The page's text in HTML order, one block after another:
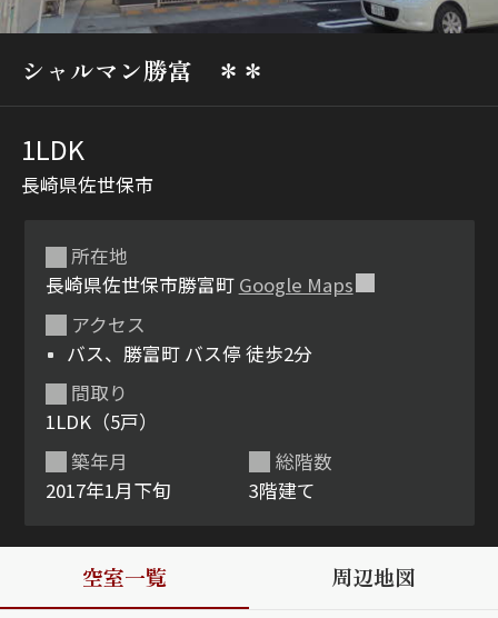
地図から探す
人気のカテゴリから探す
シャーメゾンとは
ン
ルームツアー 動画ギャラリー
シャルマン勝富 ＊＊
1LDK
長崎県佐世保市
所在地
長崎県佐世保市勝富町 Google Maps
アクセス
バス、勝富町 バス停 徒歩2分
築年月
2017年1月下旬
間取り
1LDK（5戸）
総階数
3階建て
空室一覧 周辺地図